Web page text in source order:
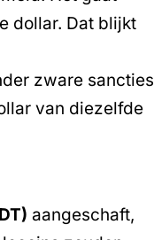
dollar. Dat blijkt
zware sancties
van diezelfde
aangeschaft,